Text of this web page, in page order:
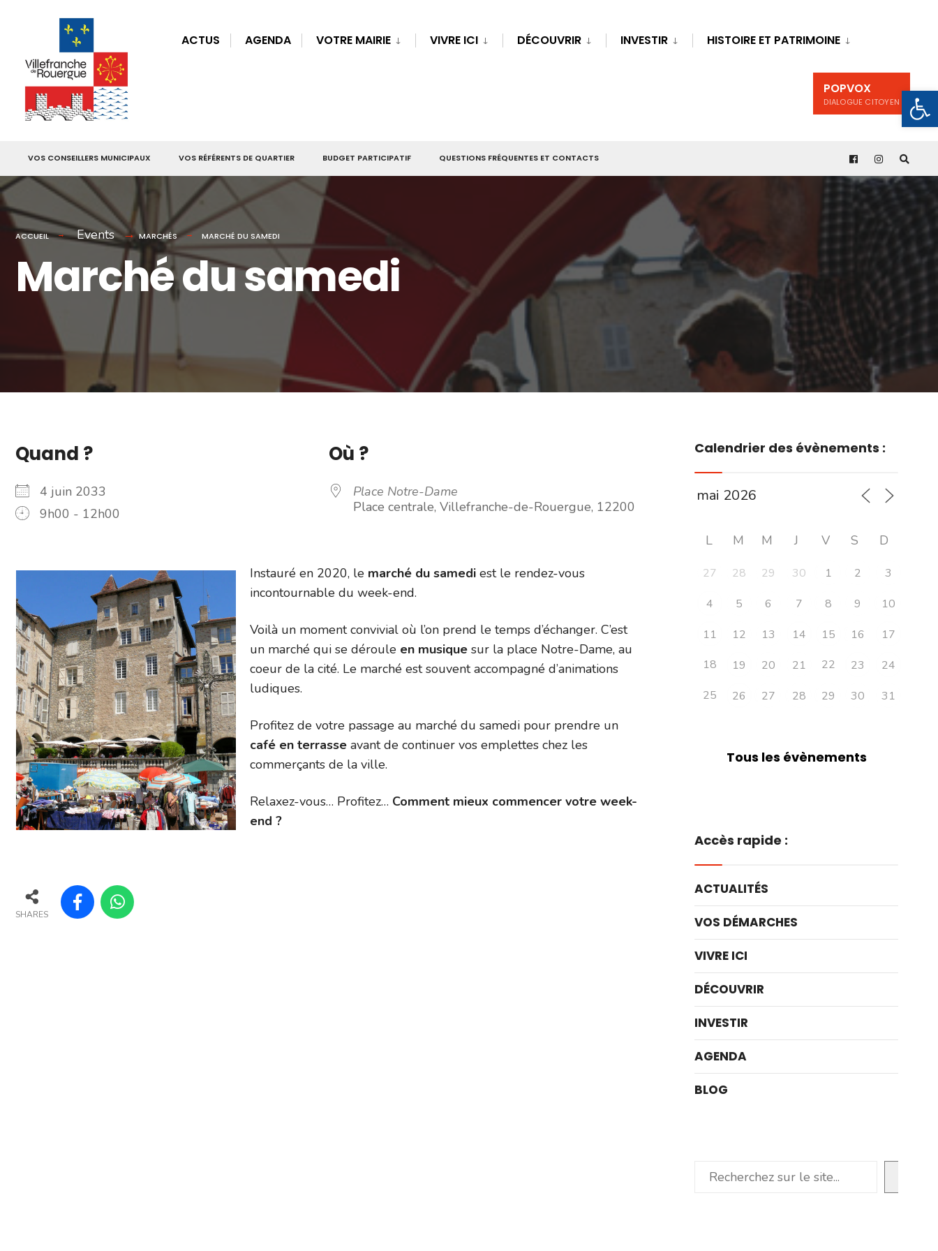
ACTUS AGENDA VOTRE MAIRIE VIVRE ICI DÉCOUVRIR INVESTIR HISTOIRE ET PATRIMOINE
POPVOX
DIALOGUE CITOYEN
VOS CONSEILLERS MUNICIPAUX VOS RÉFÉRENTS DE QUARTIER BUDGET PARTICIPATIF QUESTIONS FRÉQUENTES ET CONTACTS
ACCUEIL Events MARCHÉS MARCHÉ DU SAMEDI
Marché du samedi
Quand ?
4 juin 2033
9h00 - 12h00
Où ?
Place Notre-Dame
Place centrale, Villefranche-de-Rouergue, 12200
Instauré en 2020, le marché du samedi est le rendez-vous
incontournable du week-end.
Voilà un moment convivial où l’on prend le temps d’échanger. C’est
un marché qui se déroule en musique sur la place Notre-Dame, au
coeur de la cité. Le marché est souvent accompagné d’animations
ludiques.
Profitez de votre passage au marché du samedi pour prendre un
café en terrasse avant de continuer vos emplettes chez les
commerçants de la ville.
Relaxez-vous… Profitez… Comment mieux commencer votre week-
end ?
SHARES
Calendrier des évènements :
L M M J V S D
27 28 29 30 1 2
3
4
5 6 7 8 9
10
11
12 13 14 15 16
17
18
19 20 21 22 23
24
25
26 27 28 29 30 31
Tous les évènements
Accès rapide :
ACTUALITÉS
VOS DÉMARCHES
VIVRE ICI
DÉCOUVRIR
INVESTIR
AGENDA
BLOG
Rechercher